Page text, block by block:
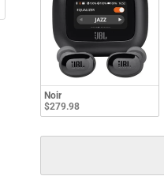
Noir
$279.98